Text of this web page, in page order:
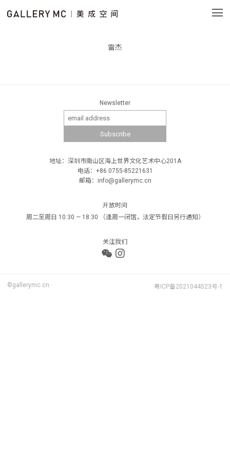
雷杰
Newsletter
地址：深圳市南山区海上世界文化艺术中心201A
电话：+86 0755-85221631
邮箱：info@gallerymc.cn
开放时间
周二至周日 10:30 — 18:30 （逢周一闭馆，法定节假日另行通知）
关注我们
©gallerymc.cn 粤ICP备2021044523号-1